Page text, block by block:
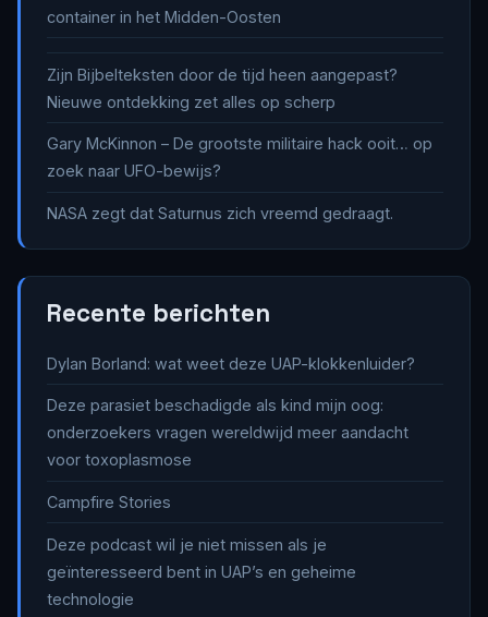
container in het Midden-Oosten
Zijn Bijbelteksten door de tijd heen aangepast?
Nieuwe ontdekking zet alles op scherp
Gary McKinnon – De grootste militaire hack ooit… op
zoek naar UFO-bewijs?
NASA zegt dat Saturnus zich vreemd gedraagt.
Recente berichten
Dylan Borland: wat weet deze UAP-klokkenluider?
Deze parasiet beschadigde als kind mijn oog:
onderzoekers vragen wereldwijd meer aandacht
voor toxoplasmose
Campfire Stories
Deze podcast wil je niet missen als je
geïnteresseerd bent in UAP’s en geheime
technologie